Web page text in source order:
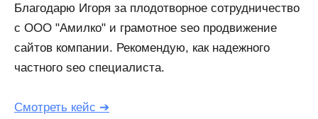
Благодарю Игоря за плодотворное сотрудничество
с ООО "Амилко" и грамотное seo продвижение
сайтов компании. Рекомендую, как надежного
частного seo специалиста.
Смотреть кейс ➔